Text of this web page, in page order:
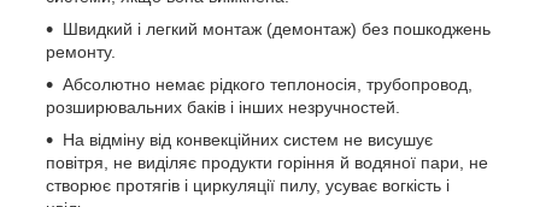
Швидкий і легкий монтаж (демонтаж) без пошкоджень
ремонту.
Абсолютно немає рідкого теплоносія, трубопровод,
розширювальних баків і інших незручностей.
На відміну від конвекційних систем не висушує
повітря, не виділяє продукти горіння й водяної пари, не
створює протягів і циркуляції пилу, усуває вогкість і